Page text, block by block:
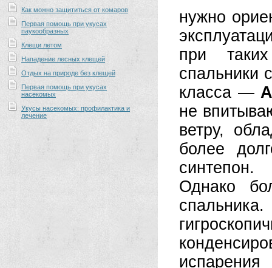
Как можно защититься от комаров
Первая помощь при укусах
паукообразных
Клещи летом
Нападение лесных клещей
Отдых на природе без клещей
Первая помощь при укусах
насекомых
Укусы насекомых: профилактика и
лечение
нужно
при
спальники
класса —
не
ветру,
более
синтепон.
Однако